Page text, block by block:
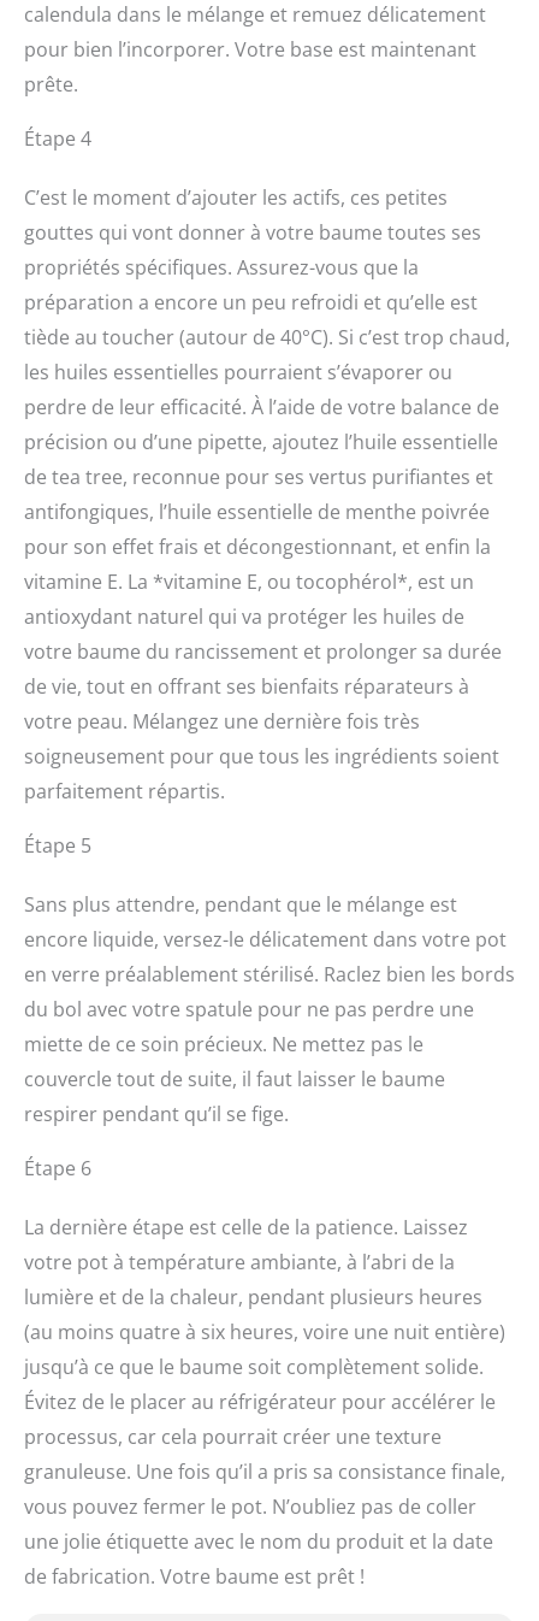
calendula dans le mélange et remuez délicatement
pour bien l’incorporer. Votre base est maintenant
prête.
Étape 4
C’est le moment d’ajouter les actifs, ces petites
gouttes qui vont donner à votre baume toutes ses
propriétés spécifiques. Assurez-vous que la
préparation a encore un peu refroidi et qu’elle est
tiède au toucher (autour de 40°C). Si c’est trop chaud,
les huiles essentielles pourraient s’évaporer ou
perdre de leur efficacité. À l’aide de votre balance de
précision ou d’une pipette, ajoutez l’huile essentielle
de tea tree, reconnue pour ses vertus purifiantes et
antifongiques, l’huile essentielle de menthe poivrée
pour son effet frais et décongestionnant, et enfin la
vitamine E. La *vitamine E, ou tocophérol*, est un
antioxydant naturel qui va protéger les huiles de
votre baume du rancissement et prolonger sa durée
de vie, tout en offrant ses bienfaits réparateurs à
votre peau. Mélangez une dernière fois très
soigneusement pour que tous les ingrédients soient
parfaitement répartis.
Étape 5
Sans plus attendre, pendant que le mélange est
encore liquide, versez-le délicatement dans votre pot
en verre préalablement stérilisé. Raclez bien les bords
du bol avec votre spatule pour ne pas perdre une
miette de ce soin précieux. Ne mettez pas le
couvercle tout de suite, il faut laisser le baume
respirer pendant qu’il se fige.
Étape 6
La dernière étape est celle de la patience. Laissez
votre pot à température ambiante, à l’abri de la
lumière et de la chaleur, pendant plusieurs heures
(au moins quatre à six heures, voire une nuit entière)
jusqu’à ce que le baume soit complètement solide.
Évitez de le placer au réfrigérateur pour accélérer le
processus, car cela pourrait créer une texture
granuleuse. Une fois qu’il a pris sa consistance finale,
vous pouvez fermer le pot. N’oubliez pas de coller
une jolie étiquette avec le nom du produit et la date
de fabrication. Votre baume est prêt !